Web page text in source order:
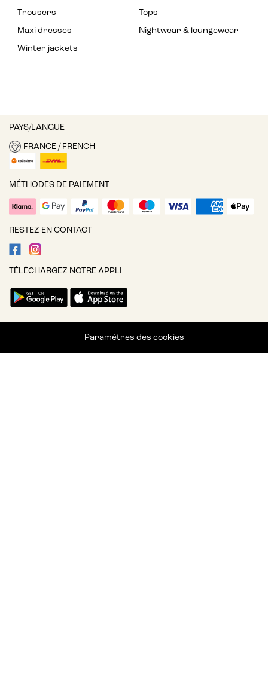
Trousers
Tops
Maxi dresses
Nightwear & loungewear
Winter jackets
PAYS/LANGUE
FRANCE / FRENCH
MÉTHODES DE PAIEMENT
RESTEZ EN CONTACT
TÉLÉCHARGEZ NOTRE APPLI
Paramètres des cookies